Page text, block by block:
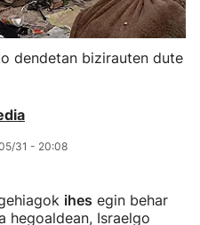
dendetan bizirauten dute
31 - 20:08
ihes egin behar
hegoaldean, Israelgo